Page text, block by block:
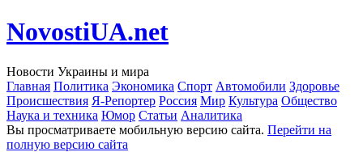
NovostiUA.net
Новости Украины и мира
Главная Политика Экономика Спорт Автомобили Здоровье
Происшествия Я-Репортер Россия Мир Культура Общество
Наука и техника Юмор Статьи Аналитика
Вы просматриваете мобильную версию сайта. Перейти на
полную версию сайта